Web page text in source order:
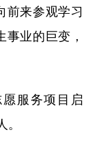
前来参观学习
业的巨变，
服务项目启